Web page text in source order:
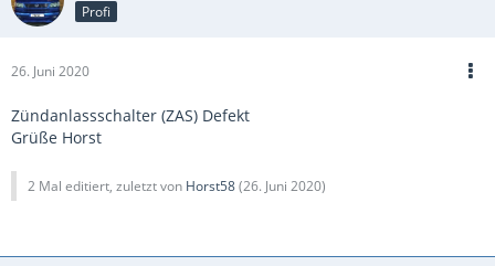
Profi
26. Juni 2020
Zündanlassschalter (ZAS) Defekt
Grüße Horst
2 Mal editiert, zuletzt von Horst58(26. Juni 2020)